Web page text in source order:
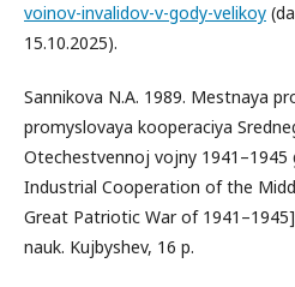
voinov-invalidov-v-gody-velikoy
15.10.2025).
Sannikova N.A. 1989. Mestnaya
promyslovaya kooperaciya
Otechestvennoj vojny 1941–1945
Industrial Cooperation of the
Great Patriotic War of
nauk. Kujbyshev, 16 p.